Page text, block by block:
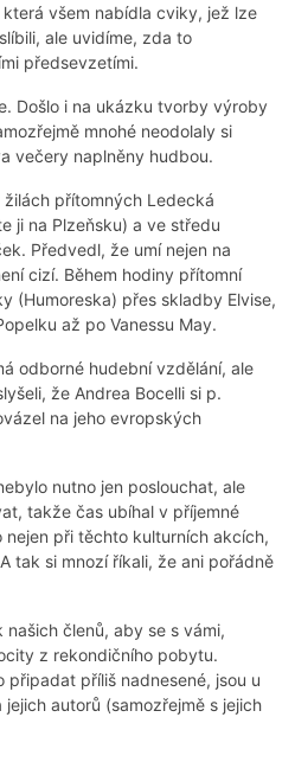
všem nabídla cviky, jež lze
ale uvidíme, zda to
předsevzetími.
Došlo i na ukázku tvorby výroby
mnohé neodolaly si
večery naplněny hudbou.
přítomných Ledecká
ji na Plzeňsku) a ve středu
Předvedl, že umí nejen na
cizí. Během hodiny přítomní
(Humoreska) přes skladby Elvise,
až po Vanessu May.
odborné hudební vzdělání, ale
že Andrea Bocelli si p.
na jeho evropských
nutno jen poslouchat, ale
takže čas ubíhal v příjemné
při těchto kulturních akcích,
tak si mnozí říkali, že ani pořádně
našich členů, aby se s vámi,
z rekondičního pobytu.
připadat příliš nadnesené, jsou u
autorů (samozřejmě s jejich